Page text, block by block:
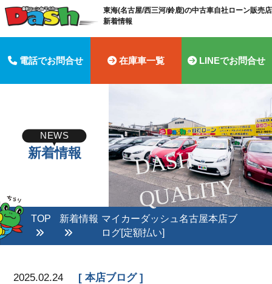
東海(名古屋/西三河/鈴鹿)の中古車自社ローン販売
新着情報
電話でお問合せ 在庫車一覧 LINEでお問合せ
D
A
S
H
Q
U
A
LI
T
Y
NEWS
新着情報
TOP 新着情報 マイカーダッシュ名古屋本店ブ
ログ[定額払い]
2025.02.24 本店ブログ